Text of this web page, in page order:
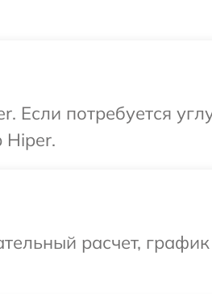
Если потребуется
Hiper.
расчет,